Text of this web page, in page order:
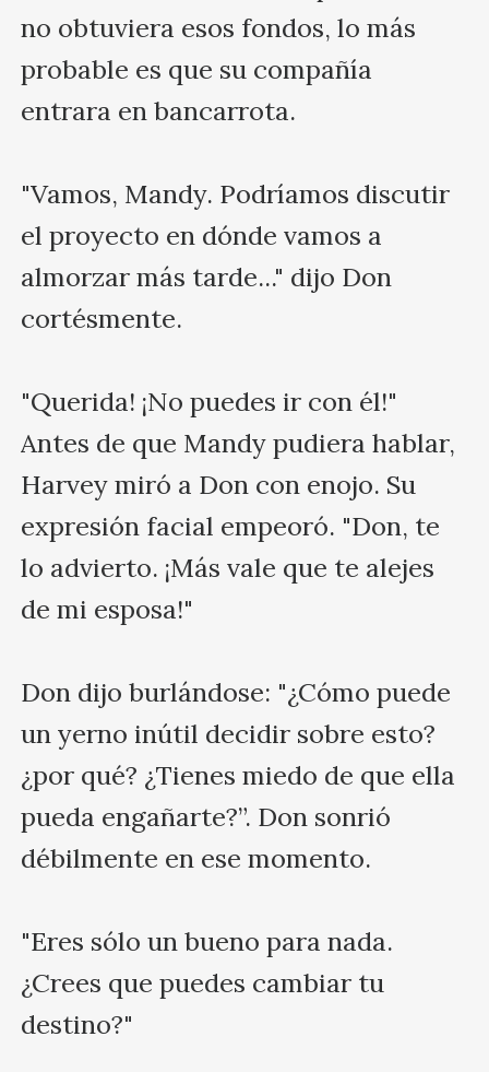
no obtuviera esos fondos, lo más
probable es que su compañía
entrara en bancarrota.
"Vamos, Mandy. Podríamos discutir
el proyecto en dónde vamos a
almorzar más tarde..." dijo Don
cortésmente.
"Querida! ¡No puedes ir con él!"
Antes de que Mandy pudiera hablar,
Harvey miró a Don con enojo. Su
expresión facial empeoró. "Don, te
lo advierto. ¡Más vale que te alejes
de mi esposa!"
Don dijo burlándose: "¿Cómo puede
un yerno inútil decidir sobre esto?
¿por qué? ¿Tienes miedo de que ella
pueda engañarte?”. Don sonrió
débilmente en ese momento.
"Eres sólo un bueno para nada.
¿Crees que puedes cambiar tu
destino?"